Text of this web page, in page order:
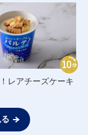
レアチーズケーキ